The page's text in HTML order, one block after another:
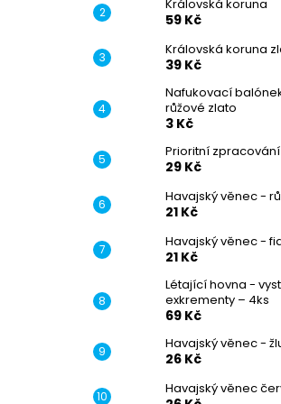
Královská koruna
59 Kč
Královská koruna
39 Kč
Nafukovací
růžové zlato
3 Kč
Prioritní
29 Kč
Havajský věnec -
21 Kč
Havajský věnec -
21 Kč
Létající hovna -
exkrementy – 4ks
69 Kč
Havajský věnec -
26 Kč
Havajský věnec